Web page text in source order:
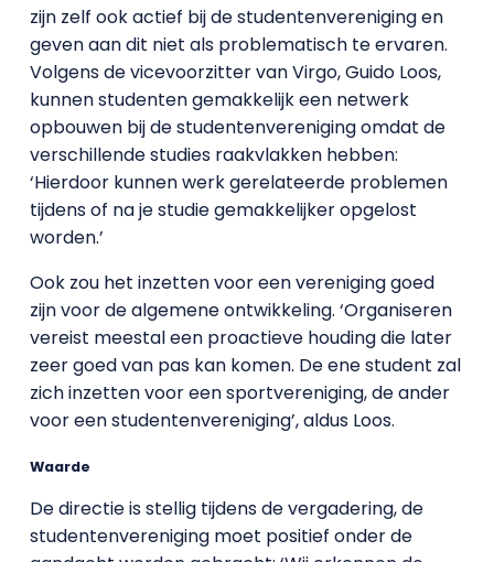
zijn zelf ook actief bij de studentenvereniging en
geven aan dit niet als problematisch te ervaren.
Volgens de vicevoorzitter van Virgo, Guido Loos,
kunnen studenten gemakkelijk een netwerk
opbouwen bij de studentenvereniging omdat de
verschillende studies raakvlakken hebben:
‘Hierdoor kunnen werk gerelateerde problemen
tijdens of na je studie gemakkelijker opgelost
worden.’
Ook zou het inzetten voor een vereniging goed
zijn voor de algemene ontwikkeling. ‘Organiseren
vereist meestal een proactieve houding die later
zeer goed van pas kan komen. De ene student zal
zich inzetten voor een sportvereniging, de ander
voor een studentenvereniging’, aldus Loos.
Waarde
De directie is stellig tijdens de vergadering, de
studentenvereniging moet positief onder de